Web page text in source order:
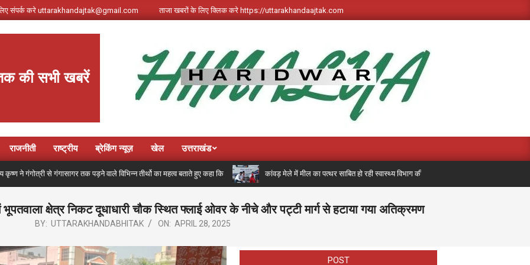
संपर्क करे uttarakhandajtak@gmail.com ताजा खबरों के लिए क्लिक करे https://uttarakhandaajtak.com
की सभी खबरें
राजनीती राष्ट्रीय ब्रेकिंग न्यूज़ खेल उत्तराखंड
से गंगासागर तक पड़ने वाले विभिन्न तीर्थो का महत्व बताते हुए कहा कि कांवड़ मेले में मील का पत्थर साबित हो रही स्वास्थ्य विभाग की पहली बार लगी मेडिकल मोबाइल यूनिट, अब तक 7
क्षेत्र निकट दूधाधारी चौक स्थित फ्लाई ओवर के नीचे और पट्टी मार्ग से हटाया गया अतिक्रमण
BY: UTTARAKHANDABHITAK ON: APRIL 28, 2025
POST